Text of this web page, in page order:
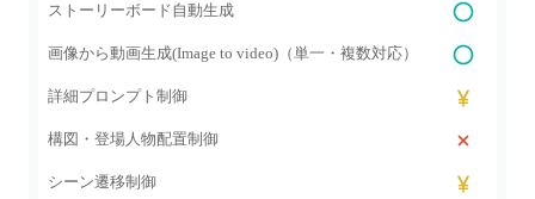
ストーリーボード自動生成
画像から動画生成(Image to video)（単一・複数対応）
詳細プロンプト制御
構図・登場人物配置制御
シーン遷移制御